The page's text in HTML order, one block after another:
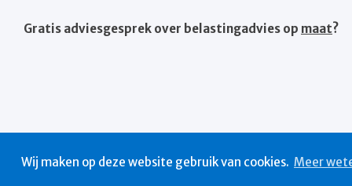
Wij maken op deze website gebruik van cookies. Meer
Gratis adviesgesprek over belastingadvies op maat?